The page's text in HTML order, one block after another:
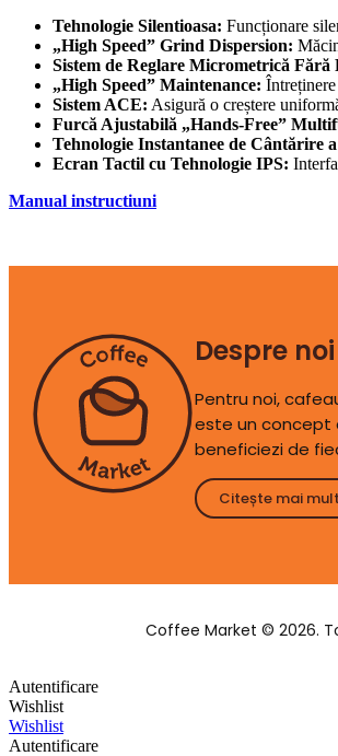
Tehnologie Silentioasa: Funcționare
„High Speed” Grind Dispersion:
Sistem de Reglare Micrometrică Fără
„High Speed” Maintenance:
Sistem ACE: Asigură o creștere
Furcă Ajustabilă „Hands-Free”
Tehnologie Instantanee de Cântărire
Ecran Tactil cu Tehnologie IPS:
Manual instructiuni
Despre noi
Pentru noi,
este un concept
beneficiezi de
Citește mai mult
Coffee Market © 2026.
Autentificare
Wishlist
Wishlist
Autentificare